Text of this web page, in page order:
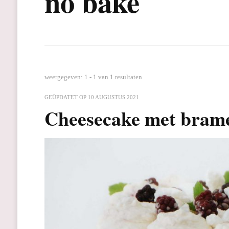
weergegeven: 1 - 1 van 1 resultaten
GEÜPDATET OP 10 AUGUSTUS 2021
Cheesecake met